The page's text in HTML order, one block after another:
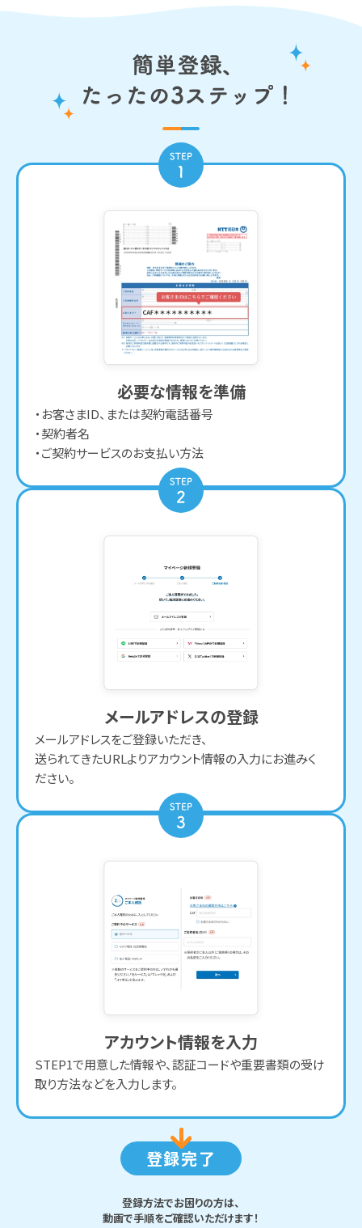
必要な情報を準備
お客さまID、または契約電話番号
契約者名
ご契約サービスのお支払い方法
メールアドレスの登録
メールアドレスをご登録いただき、
送られてきたURLよりアカウント情報の入力にお進みく
ださい。
アカウント情報を入力
STEP1で用意した情報や、認証コードや重要書類の受け
取り方法などを入力します。
登録完了
登録方法でお困りの方は、
動画で手順をご確認いただけます！